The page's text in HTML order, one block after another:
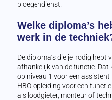
ploegendienst.
Welke diploma’s
werk in de
De diploma’s die je nodig hebt
afhankelijk van de functie. Dat
op niveau 1 voor een
HBO-opleiding voor een
als loodgieter, monteur of